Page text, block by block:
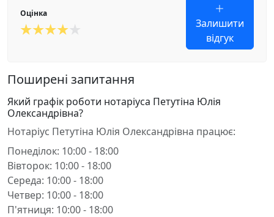
Оцінка
Залишити
відгук
Поширені запитання
Який графік роботи нотаріуса Петутіна Юлія
Олександрівна?
Нотаріус Петутіна Юлія Олександрівна працює:
Понеділок: 10:00 - 18:00
Вівторок: 10:00 - 18:00
Середа: 10:00 - 18:00
Четвер: 10:00 - 18:00
П'ятниця: 10:00 - 18:00